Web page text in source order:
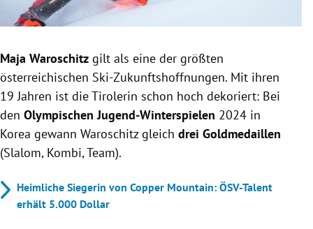
Untermenü
Untermenü
Maja Waroschitz gilt als eine der größten
österreichischen Ski-Zukunftshoffnungen. Mit ihren
19 Jahren ist die Tirolerin schon hoch dekoriert: Bei
den Olympischen Jugend-Winterspielen 2024 in
Korea gewann Waroschitz gleich drei Goldmedaillen
(Slalom, Kombi, Team).
Heimliche Siegerin von Copper Mountain: ÖSV-Talent
erhält 5.000 Dollar